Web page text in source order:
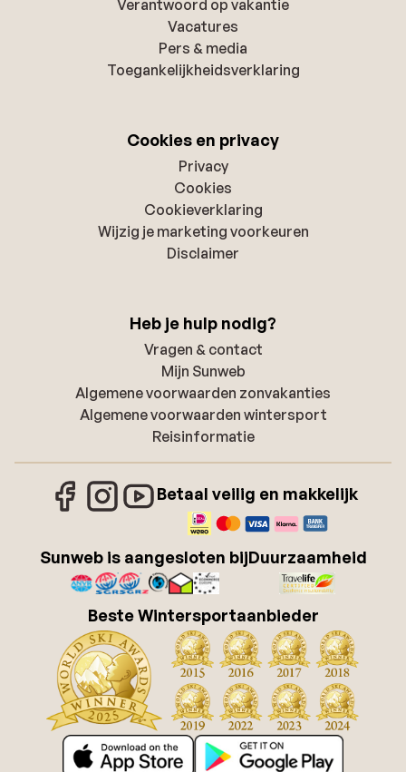
Verantwoord op vakantie
Vacatures
Pers & media
Toegankelijkheidsverklaring
Cookies en privacy
Privacy
Cookies
Cookieverklaring
Wijzig je marketing voorkeuren
Disclaimer
Heb je hulp nodig?
Vragen & contact
Mijn Sunweb
Algemene voorwaarden zonvakanties
Algemene voorwaarden wintersport
Reisinformatie
Betaal veilig en makkelijk
Sunweb is aangesloten bijDuurzaamheid
Beste Wintersportaanbieder